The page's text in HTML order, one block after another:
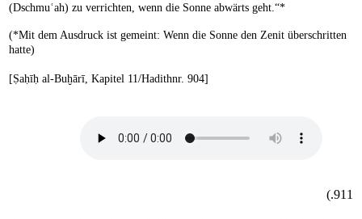
(Dschmuʿah) zu verrichten, wenn die Sonne abwärts geht.“*
(*Mit dem Ausdruck ist gemeint: Wenn die Sonne den Zenit überschritten
hatte)
[Ṣaḥīḥ al-Buḫārī, Kapitel 11/Hadithnr. 904]
911.)